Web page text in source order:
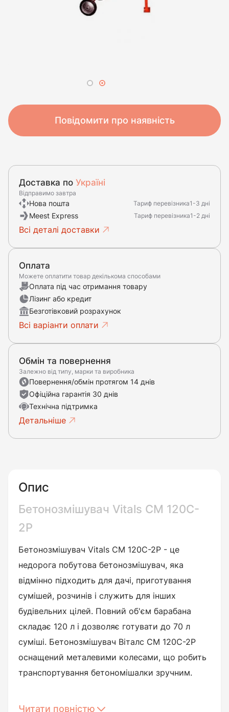
Повідомити про наявність
Доставка по Україні
Відправимо завтра
Нова пошта Тариф перевізника1-3 дні
Meest Express Тариф перевізника1-2 дні
Всі деталі доставки
Оплата
Можете оплатити товар декількома способами
Оплата під час отримання товару
Лізинг або кредит
Безготівковий розрахунок
Всі варіанти оплати
Обмін та повернення
Залежно від типу, марки та виробника
Повернення/обмін протягом 14 днів
Офіційна гарантія 30 днів
Технічна підтримка
Детальніше
Опис
Бетонозмішувач Vitals CM 120C-
2P
Бетонозмішувач Vitals CM 120C-2P - це
недорога побутова бетонозмішувач, яка
відмінно підходить для дачі, приготування
сумішей, розчинів і служить для інших
будівельних цілей. Повний об'єм барабана
складає 120 л і дозволяє готувати до 70 л
суміші. Бетонозмішувач Віталс СМ 120С-2Р
оснащений металевими колесами, що робить
транспортування бетономішалки зручним.
Електрична бетонозмішувач Vitals CM 120C-2P
Читати повністю